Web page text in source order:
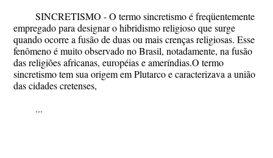
SINCRETISMO - O termo sincretismo é freqüentemente
empregado para designar o hibridismo religioso que surge
quando ocorre a fusão de duas ou mais crenças religiosas. Esse
fenômeno é muito observado no Brasil, notadamente, na fusão
das religiões africanas, européias e ameríndias.O termo
sincretismo tem sua origem em Plutarco e caracterizava a união
das cidades cretenses,
...